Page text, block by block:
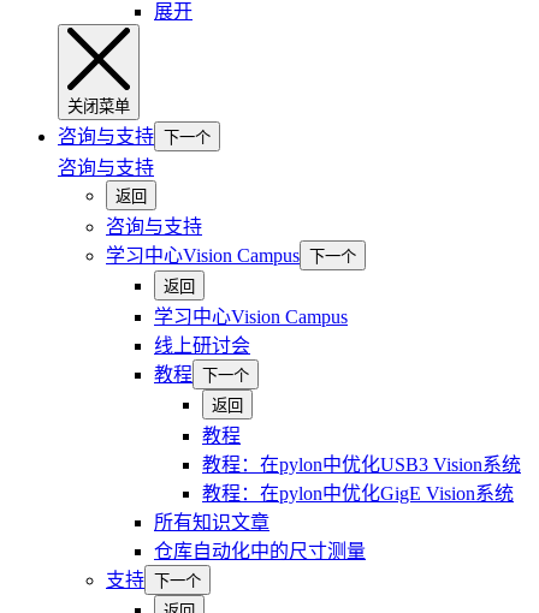
展开
关闭菜单
咨询与支持 下一个
咨询与支持
返回
咨询与支持
学习中心Vision Campus
下一个
返回
学习中心Vision Campus
线上研讨会
教程
下一个
返回
教程
教程：在pylon中优化USB3 Vision系统
教程：在pylon中优化GigE Vision系统
所有知识文章
仓库自动化中的尺寸测量
支持
下一个